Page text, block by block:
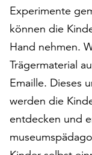
können
Ihr
Einverständnis
jederzeit
ändern
und
widerrufen.
Dafür
steht
Ihnen
Experimente
können die
Hand nehmen.
Trägermaterial
Emaille. Dieses
werden die
entdecken und